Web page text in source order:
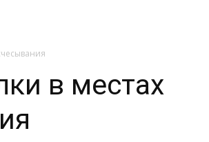
в местах